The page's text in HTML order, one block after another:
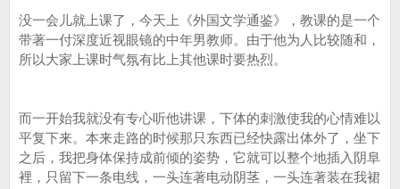
没一会儿就上课了，今天上《外国文学通鉴》，教课的是一个
带著一付深度近视眼镜的中年男教师。由于他为人比较随和，
所以大家上课时气氛有比上其他课时要热烈。
而一开始我就没有专心听他讲课，下体的刺激使我的心情难以
平复下来。本来走路的时候那只东西已经快露出体外了，坐下
之后，我把身体保持成前倾的姿势，它就可以整个地插入阴阜
裡，只留下一条电线，一头连著电动阴茎，一头连著装在我裙